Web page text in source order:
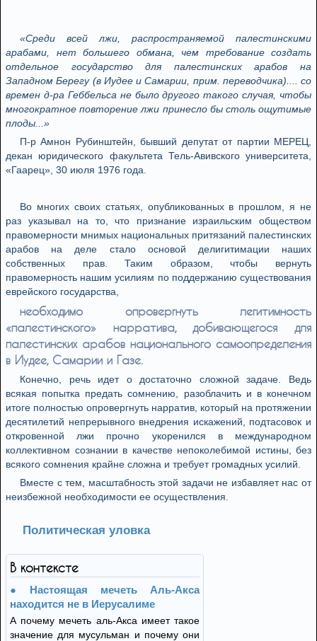
«Среди всей лжи, распространяемой палестинскими
арабами, нет большего обмана, чем требование создать
отдельное государство для палестинских арабов на
Западном Берегу (в Иудее и Самарии, прим. переводчика).... со
времен д-ра Геббельса не было другого такого случая, чтобы
многократное повторение лжи принесло бы столь ощутимые
плоды...»
П-р Амнон Рубинштейн, бывший депутат от партии МЕРЕЦ,
декан юридического факультета Тель-Авивского университета,
«Гаарец», 30 июля 1976 года.
Во многих своих статьях, опубликованных в прошлом, я не
раз указывал на то, что признание израильским обществом
правомерности мнимых национальных притязаний палестинских
арабов на деле стало основой делигитимации наших
собственных прав. Таким образом, чтобы вернуть
правомерность нашим усилиям по поддержанию существования
еврейского государства,
необходимо опровергнуть легитимность
«палестинского» нарратива, добивающегося для
палестинских арабов национального самоопределения
в Иудее, Самарии и Газе.
Конечно, речь идет о достаточно сложной задаче. Ведь
всякая попытка предать сомнению, разоблачить и в конечном
итоге полностью опровергнуть нарратив, который на протяжении
десятилетий непрерывного внедрения искажений, подтасовок и
откровенной лжи прочно укоренился в международном
коллективном сознании в качестве непоколебимой истины, без
всякого сомнения крайне сложна и требует громадных усилий.
Вместе с тем, масштабность этой задачи не избавляет нас от
неизбежной необходимости ее осуществления.
Политическая уловка
В контексте
Настоящая мечеть Аль-Акса
находится не в Иерусалиме
А почему мечеть аль-Акса имеет такое
значение для мусульман и почему они